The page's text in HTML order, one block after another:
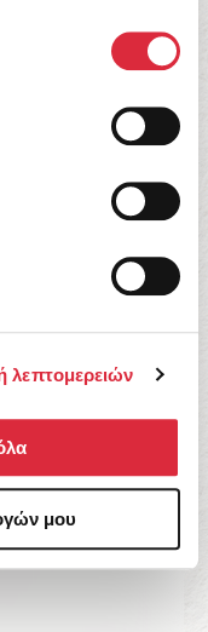
λεπτομερειών
μου